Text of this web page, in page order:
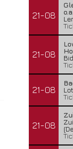
21-08
21-08
21-08
21-08